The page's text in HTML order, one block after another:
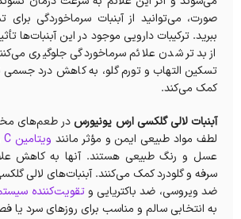
صورت، می‌توانید از آبنبات سرماخوردگی
ببرید. ترکیبات دارویی موجود در این آبنبات‌ها
از بدتر شدن علائم سرماخوردگی جلوگیری
تسکین التهاب و تورم گلو، به کاهش درد جسمی
کمک می‌کند.
آبنبات لالی گلکسی ارس یونیورس در طعم‌های
لطف مواد طبیعی ایمن و مؤثر مانند ویتامین C
عسل و رنگ طبیعی هستند. آنها به کاهش
سرفه و گلودرد کمک می‌کنند. آبنبات‌های لالی
ضد ویروسی، ضد باکتریایی وتقویت‌کننده
به انتخابی سالم و مناسب برای روزهای سرد یا